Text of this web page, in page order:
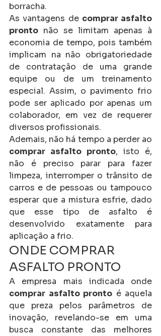
borracha.
As vantagens de comprar asfalto
pronto não se limitam apenas à
economia de tempo, pois também
implicam na não obrigatoriedade
de contratação de uma grande
equipe ou de um treinamento
especial. Assim, o pavimento frio
pode ser aplicado por apenas um
colaborador, em vez de requerer
diversos profissionais.
comprar asfalto pronto, isto é,
não é preciso parar para fazer
limpeza, interromper o trânsito de
carros e de pessoas ou tampouco
esperar que a mistura esfrie, dado
que esse tipo de asfalto é
desenvolvido exatamente para
aplicação a frio.
ONDE COMPRAR
ASFALTO PRONTO
comprar asfalto pronto é aquela
que preza pelos parâmetros de
inovação, revelando-se em uma
busca constante das melhores